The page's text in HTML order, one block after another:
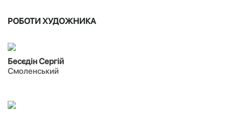
РОБОТИ ХУДОЖНИКА
Бесєдін Сергій
Смоленський